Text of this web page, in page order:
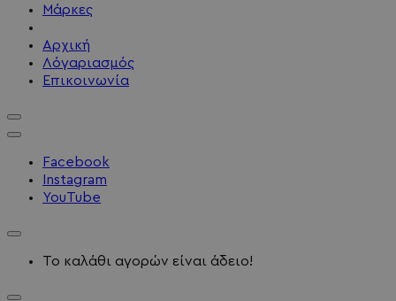
Μάρκες
Αρχική
Λόγαριασμός
Επικοινωνία
Facebook
Instagram
YouTube
Το καλάθι αγορών είναι άδειο!